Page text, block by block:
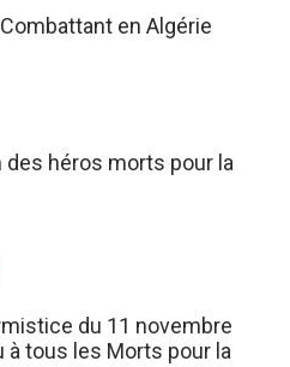
en Algérie
héros morts pour la
du 11 novembre
à tous les Morts pour la